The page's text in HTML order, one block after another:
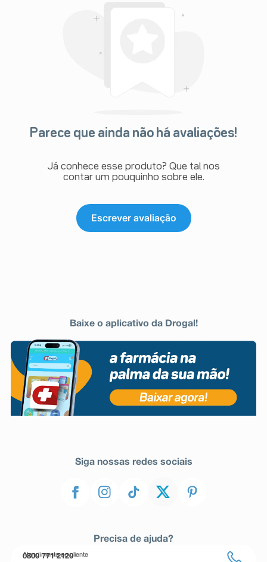
Parece que ainda não há avaliações!
Já conhece esse produto? Que tal nos
contar um pouquinho sobre ele.
Escrever avaliação
Baixe o aplicativo da Drogal!
Siga nossas redes sociais
Precisa de ajuda?
Atendimento ao cliente
0800 771 2120